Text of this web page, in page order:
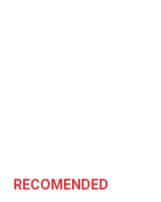
RECOMENDED